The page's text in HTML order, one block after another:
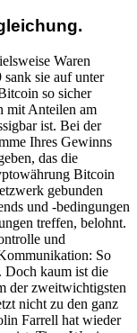
Waren
sie auf unter
so sicher
mit Anteilen am
ist. Bei der
Ihres Gewinns
das die
Bitcoin
gebunden
und -bedingungen
treffen, belohnt.
und
So
Doch kaum ist die
der zweitwichtigsten
nicht zu den ganz
Farrell hat wieder